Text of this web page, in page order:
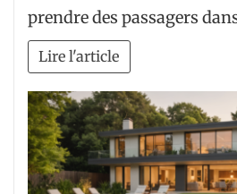
prendre des passagers
Lire l'article